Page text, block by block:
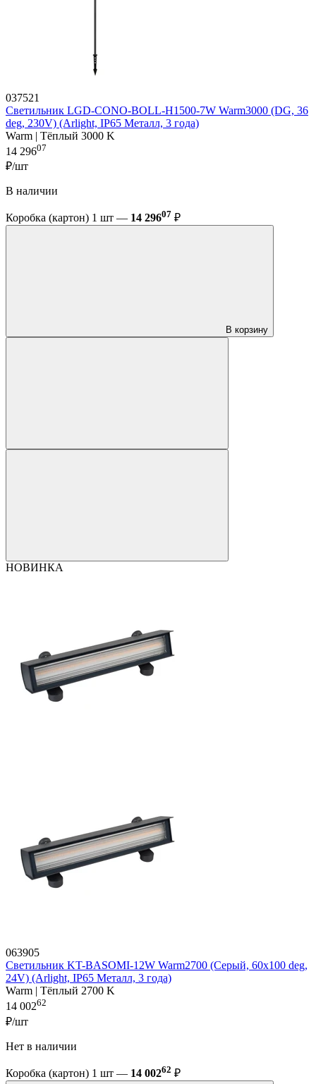
037521
Светильник LGD-CONO-BOLL-H1500-7W Warm3000 (DG, 36
deg, 230V) (Arlight, IP65 Металл, 3 года)
Warm | Тёплый 3000 K
14 29607
₽/шт
В наличии
Коробка (картон) 1 шт — 14 29607 ₽
В корзину
НОВИНКА
063905
Светильник KT-BASOMI-12W Warm2700 (Серый, 60x100 deg,
24V) (Arlight, IP65 Металл, 3 года)
Warm | Тёплый 2700 K
14 00262
₽/шт
Нет в наличии
Коробка (картон) 1 шт — 14 00262 ₽